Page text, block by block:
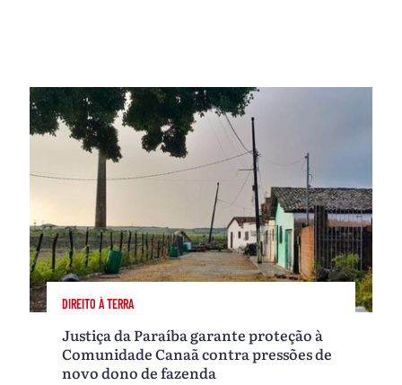
DIREITO À TERRA
Justiça da Paraíba garante proteção à
Comunidade Canaã contra pressões de
novo dono de fazenda